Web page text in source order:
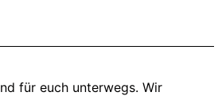
für euch unterwegs. Wir